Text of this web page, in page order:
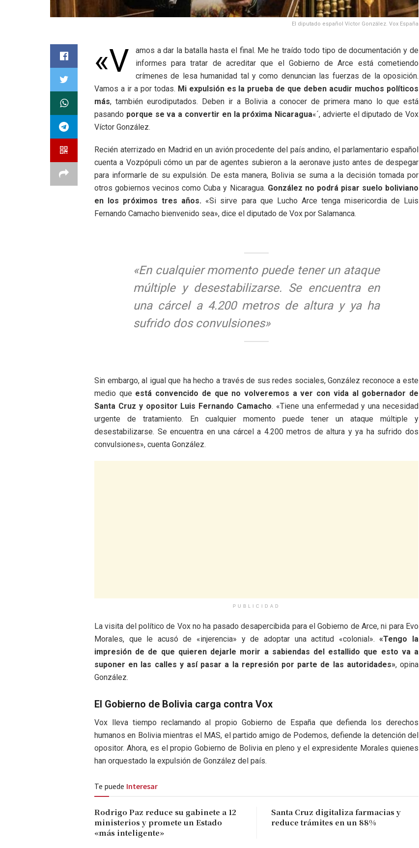
El diputado español Víctor González. Vox España
«V
amos a dar la batalla hasta el final. Me he traído todo tipo de documentación y de
informes para tratar de acreditar que el Gobierno de Arce está cometiendo
crímenes de lesa humanidad tal y como denuncian las fuerzas de la oposición.
Vamos a ir a por todas. Mi expulsión es la prueba de que deben acudir muchos políticos
más, también eurodiputados. Deben ir a Bolivia a conocer de primera mano lo que está
pasando porque se va a convertir en la próxima Nicaragua«´, advierte el diputado de Vox
Víctor González.
Recién aterrizado en Madrid en un avión procedente del país andino, el parlamentario español
cuenta a Vozpópuli cómo un par de agentes subieron a la aeronave justo antes de despegar
para informarle de su expulsión. De esta manera, Bolivia se suma a la decisión tomada por
otros gobiernos vecinos como Cuba y Nicaragua. González no podrá pisar suelo boliviano
en los próximos tres años. «Si sirve para que Lucho Arce tenga misericordia de Luis
Fernando Camacho bienvenido sea», dice el diputado de Vox por Salamanca.
«En cualquier momento puede tener un ataque
múltiple y desestabilizarse. Se encuentra en
una cárcel a 4.200 metros de altura y ya ha
sufrido dos convulsiones»
Sin embargo, al igual que ha hecho a través de sus redes sociales, González reconoce a este
medio que está convencido de que no volveremos a ver con vida al gobernador de
Santa Cruz y opositor Luis Fernando Camacho. «Tiene una enfermedad y una necesidad
urgente de tratamiento. En cualquier momento puede tener un ataque múltiple y
desestabilizarse. Se encuentra en una cárcel a 4.200 metros de altura y ya ha sufrido dos
convulsiones», cuenta González.
PUBLICIDAD
La visita del político de Vox no ha pasado desapercibida para el Gobierno de Arce, ni para Evo
Morales, que le acusó de «injerencia» y de adoptar una actitud «colonial».«Tengo la
impresión de de que quieren dejarle morir a sabiendas del estallido que esto va a
suponer en las calles y así pasar a la represión por parte de las autoridades», opina
González.
El Gobierno de Bolivia carga contra Vox
Vox lleva tiempo reclamando al propio Gobierno de España que defienda los derechos
humanos en Bolivia mientras el MAS, el partido amigo de Podemos, defiende la detención del
opositor. Ahora, es el propio Gobierno de Bolivia en pleno y el expresidente Morales quienes
han orquestado la expulsión de González del país.
Te puede Interesar
Rodrigo Paz reduce su gabinete a 12
ministerios y promete un Estado
«más inteligente»
Santa Cruz digitaliza farmacias y
reduce trámites en un 88%